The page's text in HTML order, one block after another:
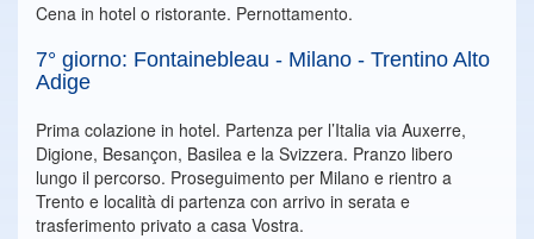
Cena in hotel o ristorante. Pernottamento.
7° giorno: Fontainebleau - Milano - Trentino Alto
Adige
Prima colazione in hotel. Partenza per l’Italia via Auxerre,
Digione, Besançon, Basilea e la Svizzera. Pranzo libero
lungo il percorso. Proseguimento per Milano e rientro a
Trento e località di partenza con arrivo in serata e
trasferimento privato a casa Vostra.